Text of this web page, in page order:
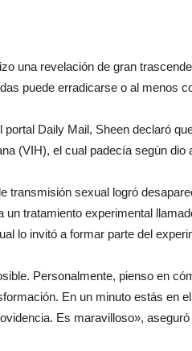
una revelación de gran
puede erradicarse o al menos
portal Daily Mail, Sheen declaró
(VIH), el cual padecía según dio
transmisión sexual logró
un tratamiento experimental
lo invitó a formar parte del
Personalmente, pienso en
En un minuto estás en
Es maravilloso», aseguró